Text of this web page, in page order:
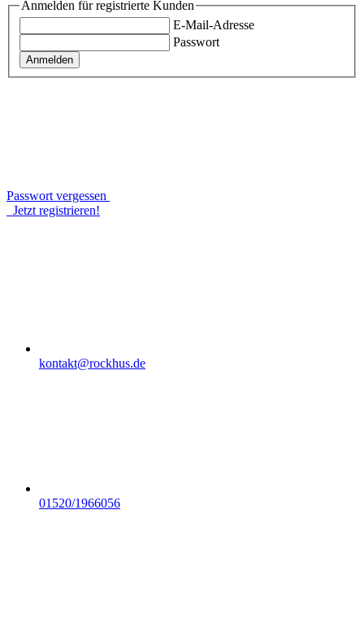
Anmelden für registrierte Kunden
E-Mail-Adresse
Passwort
Anmelden
Passwort vergessen
Jetzt registrieren!
kontakt@rockhus.de
01520/1966056